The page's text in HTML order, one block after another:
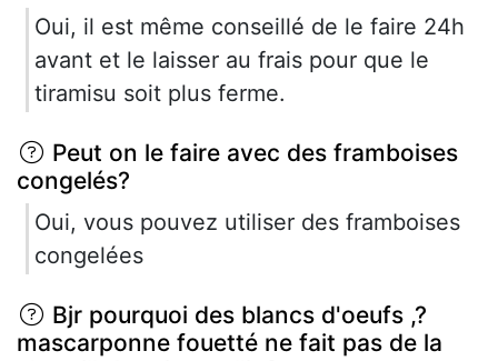
Oui, il est même conseillé de le faire 24h
avant et le laisser au frais pour que le
tiramisu soit plus ferme.
Peut on le faire avec des framboises
congelés?
Oui, vous pouvez utiliser des framboises
congelées
Bjr pourquoi des blancs d'oeufs ,?
mascarponne fouetté ne fait pas de la